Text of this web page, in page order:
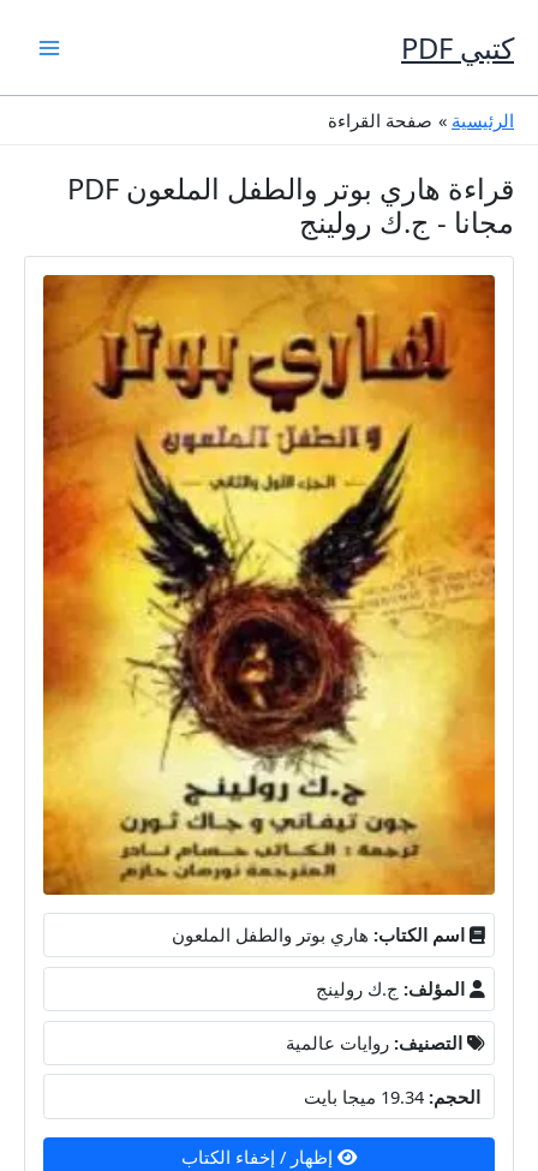
إلى
المحتوى
كتبي PDF
الرئيسية صفحة القراءة
قراءة هاري بوتر والطفل الملعون PDF
مجانا - ج.ك رولينج
اسم الكتاب: هاري بوتر والطفل الملعون
المؤلف: ج.ك رولينج
التصنيف: روايات عالمية
الحجم:
إظهار / إخفاء الكتاب